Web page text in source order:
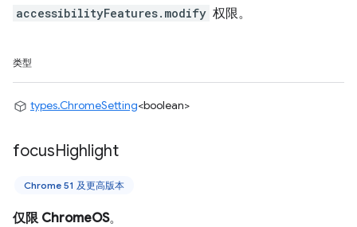
accessibilityFeatures.modify 权限。
类型
types.ChromeSetting<boolean>
focusHighlight
Chrome 51 及更高版本
仅限 ChromeOS。